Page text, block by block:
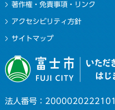
著作権・免責事項・リンク
アクセシビリティ方針
サイトマップ
法人番号：2000020222101